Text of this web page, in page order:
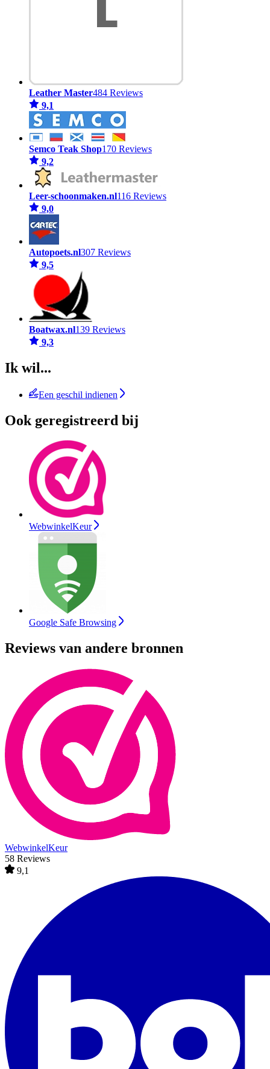
Leather Master484 Reviews
9,1
Semco Teak Shop170 Reviews
9,2
Leer-schoonmaken.nl116 Reviews
9,0
Autopoets.nl307 Reviews
9,5
Boatwax.nl139 Reviews
9,3
Ik wil...
Een geschil indienen
Ook geregistreerd bij
WebwinkelKeur
Google Safe Browsing
Reviews van andere bronnen
WebwinkelKeur
58 Reviews
9,1